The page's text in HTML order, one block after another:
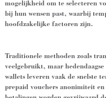
mogelijkheid om te selecteren
bij hun wensen past, waarbij
hoofdzakelijke factoren zijn.
Traditionele methoden zoals
veelgebruikt, maar
wallets leveren vaak de snelste
prepaid vouchers anonimiteit